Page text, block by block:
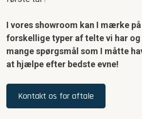
I vores showroom kan I mærke
forskellige typer af telte vi har
mange spørgsmål som I måtte
at hjælpe efter bedste evne!
Kontakt os for aftale